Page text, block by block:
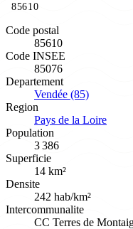
85610
Code postal
85610
Code INSEE
85076
Departement
Vendée (85)
Region
Pays de la Loire
Population
3 386
Superficie
14 km²
Densite
242 hab/km²
Intercommunalite
CC Terres de